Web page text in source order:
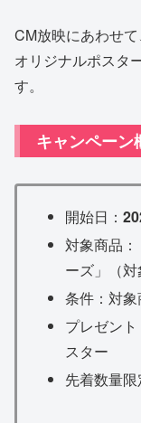
CM放映にあわせ
オリジナルポスタ
す。
キャンペーン
開始日：
対象商品
ーズ」（対
条件：対
プレゼン
スター
先着数量限